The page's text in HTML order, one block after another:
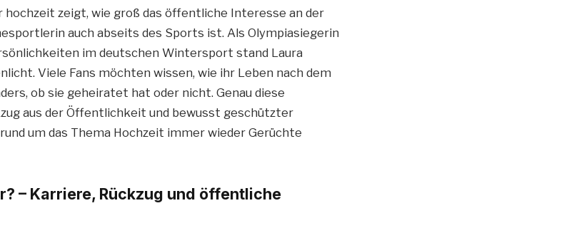
hochzeit zeigt, wie groß das öffentliche Interesse an der
auch abseits des Sports ist. Als Olympiasiegerin
im deutschen Wintersport stand Laura
Viele Fans möchten wissen, wie ihr Leben nach dem
ob sie geheiratet hat oder nicht. Genau diese
aus der Öffentlichkeit und bewusst geschützter
um das Thema Hochzeit immer wieder Gerüchte
– Karriere, Rückzug und öffentliche